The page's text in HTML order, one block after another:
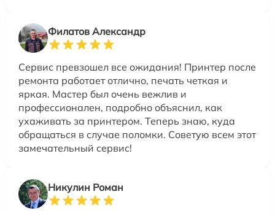
Филатов Александр
Сервис превзошел все ожидания! Принтер после
ремонта работает отлично, печать четкая и
яркая. Мастер был очень вежлив и
профессионален, подробно объяснил, как
ухаживать за принтером. Теперь знаю, куда
обращаться в случае поломки. Советую всем этот
замечательный сервис!
Никулин Роман